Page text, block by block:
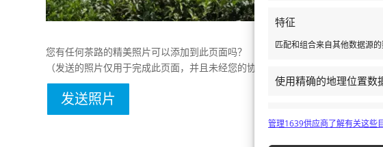
特征
匹配和组合来自其他数据源
使用精确的地理位置数
确保安全，防止和检测
管理1639供应商了解有关这些
您有任何茶路的精美照片可以添加到此页面吗？
（发送的照片仅用于完成此页面，并且未经您的协议就永远不会在本网站外部商
发送照片